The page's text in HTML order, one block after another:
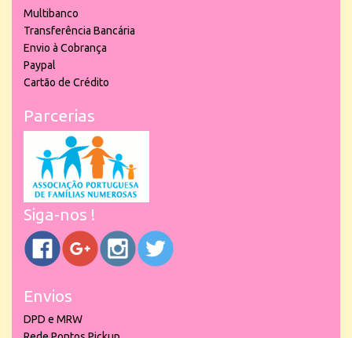
Multibanco
Transferência Bancária
Envio à Cobrança
Paypal
Cartão de Crédito
Parcerias
Siga-nos !
Envios
DPD e MRW